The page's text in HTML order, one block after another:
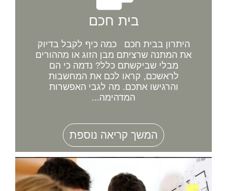
בית חכם
היתרון בבית חכם כמה כיף לקבל בדיוק
את המתנה שרציתם מבן הזוג או מההורים
מבלי שביקשתם כלל? נדמה כי הם
לראשכם, קראו לכם את המחשבות
והרגישו אתכם. מה לגבי האפשרות
המדהימה...
המשך קריאה נוספת